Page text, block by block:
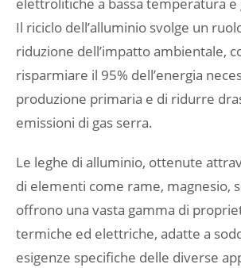
elettrolitiche a bassa temperatura e
Il riciclo dell’alluminio svolge un
riduzione dell’impatto ambientale,
risparmiare il 95% dell’energia
produzione primaria e di ridurre
emissioni di gas serra.
Le leghe di alluminio, ottenute
di elementi come rame, magnesio,
offrono una vasta gamma di
termiche ed elettriche, adatte a
esigenze specifiche delle diverse